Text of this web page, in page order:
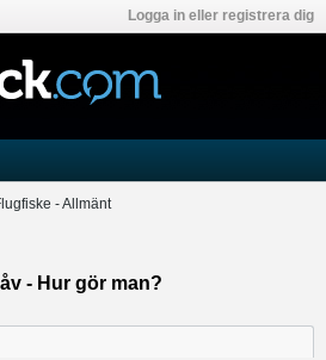
Logga in eller registrera dig
- Allmänt
- Hur gör man?